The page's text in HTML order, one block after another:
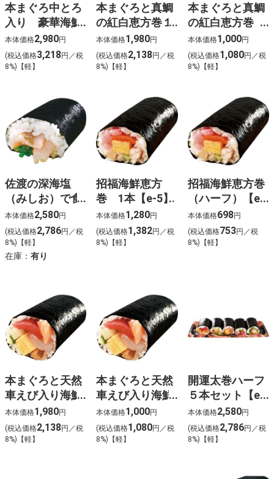
本まぐろ中とろ
入り 豪華海鮮
太巻（極み）
８切【e-1】
本体価格2,980円
(税込価格3,218円／税
8%)【軽】
本まぐろと真鯛
の紅白恵方巻１
本【e-2】
本体価格1,980円
(税込価格2,138円／税
8%)【軽】
本まぐろと真鯛
の紅白恵方巻
（ハーフ）【e-
3】
本体価格1,000円
(税込価格1,080円／税
8%)【軽】
佐渡の深海塩
（みしお）で食
べる寺泊産のど
ぐろ炙り恵方巻
ハーフ【e-4】
本体価格2,580円
(税込価格2,786円／税
8%)【軽】
在庫： 有り
招福海鮮恵方
巻 1本【e-5】
本体価格1,280円
(税込価格1,382円／税
8%)【軽】
招福海鮮恵方巻
（ハーフ）【e-
6】
本体価格698円
(税込価格753円／税
8%)【軽】
本まぐろと天然
車えび入り海鮮
上恵方巻 １本
【e-7】
本体価格1,980円
(税込価格2,138円／税
8%)【軽】
本まぐろと天然
車えび入り海鮮
上恵方巻 ハー
フ【e-8】
本体価格1,000円
(税込価格1,080円／税
8%)【軽】
開運太巻ハーフ
５本セット【e-
9】
本体価格2,580円
(税込価格2,786円／税
8%)【軽】